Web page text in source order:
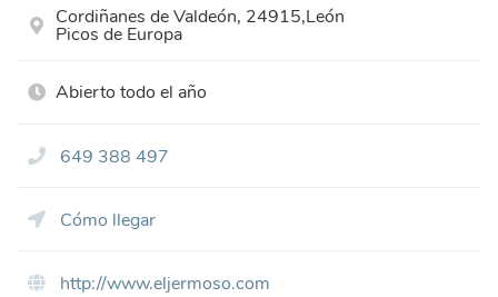
Cordiñanes de Valdeón, 24915,León
Picos de Europa
Abierto todo el año
649 388 497
Cómo llegar
http://www.eljermoso.com